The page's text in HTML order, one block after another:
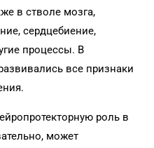
в стволе мозга,
сердцебиение,
процессы. В
все признаки
роль в
может